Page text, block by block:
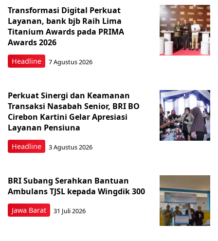
Headline
Transformasi Digital Perkuat
Layanan, bank bjb Raih Lima
Titanium Awards pada PRIMA
Awards 2026
7 Agustus 2026
Headline
Perkuat Sinergi dan Keamanan
Transaksi Nasabah Senior, BRI BO
Cirebon Kartini Gelar Apresiasi
Layanan Pensiuna
3 Agustus 2026
Jawa Barat
BRI Subang Serahkan Bantuan
Ambulans TJSL kepada Wingdik 300
31 Juli 2026